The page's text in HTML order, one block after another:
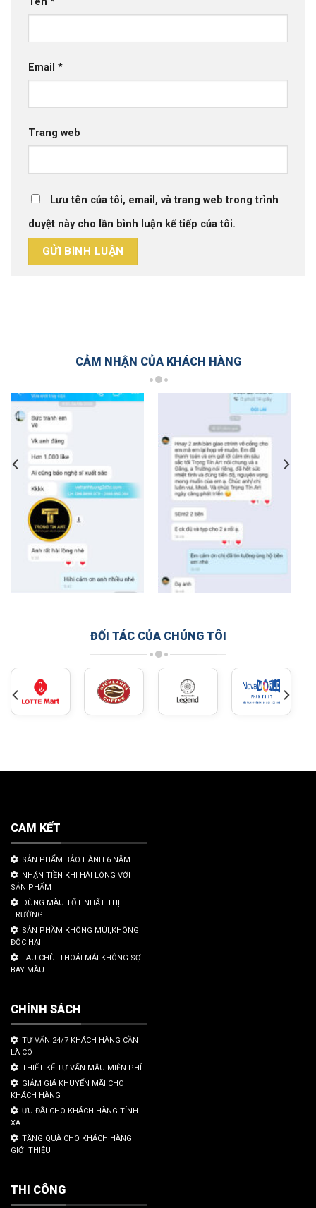
Email *
Trang web
Lưu tên của tôi, email, và trang web trong trình
duyệt này cho lần bình luận kế tiếp của tôi.
CẢM NHẬN CỦA KHÁCH HÀNG
ĐỐI TÁC CỦA CHÚNG TÔI
CAM KẾT
SẢN PHẨM BẢO HÀNH 6 NĂM
NHẬN TIỀN KHI HÀI LÒNG VỚI
SẢN PHẨM
DÙNG MÀU TỐT NHẤT THỊ
TRƯỜNG
SẢN PHẦM KHÔNG MÙI,KHÔNG
ĐỘC HẠI
LAU CHÙI THOẢI MÁI KHÔNG SỢ
BAY MÀU
CHÍNH SÁCH
TƯ VẤN 24/7 KHÁCH HÀNG CẦN
LÀ CÓ
THIẾT KẾ TƯ VẤN MẪU MIỄN PHÍ
GIẢM GIÁ KHUYẾN MÃI CHO
KHÁCH HÀNG
ƯU ĐÃI CHO KHÁCH HÀNG TỈNH
XA
TẶNG QUÀ CHO KHÁCH HÀNG
GIỚI THIỆU
THI CÔNG